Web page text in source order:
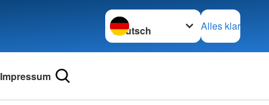
Sprache wechseln zu
Alles klar
Impressum